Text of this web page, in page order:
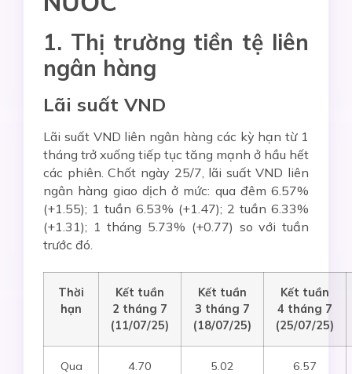
1. Thị trường tiền tệ liên
ngân hàng
Lãi suất VND
Lãi suất VND liên ngân hàng các kỳ hạn từ 1
tháng trở xuống tiếp tục tăng mạnh ở hầu hết
các phiên. Chốt ngày 25/7, lãi suất VND liên
ngân hàng giao dịch ở mức: qua đêm 6.57%
(+1.55); 1 tuần 6.53% (+1.47); 2 tuần 6.33%
(+1.31); 1 tháng 5.73% (+0.77) so với tuần
trước đó.
Thời
hạn
Kết tuần
2 tháng 7
(11/07/25)
Kết tuần
3 tháng 7
(18/07/25)
Kết tuần
4 tháng 7
(25/07/25)
Qua
4.70 5.02 6.57